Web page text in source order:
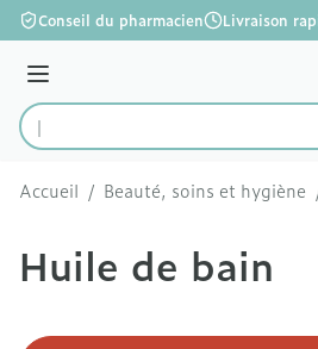
Aller au contenu
Conseil du pharmacien Livraison
Menu
Rechercher
Accueil / Beauté, soins et hygiène
Huile de bain